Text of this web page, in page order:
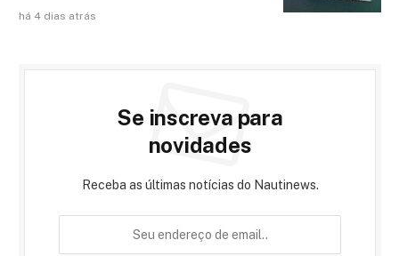
há 4 dias atrás
Se inscreva para
novidades
Receba as últimas notícias do Nautinews.